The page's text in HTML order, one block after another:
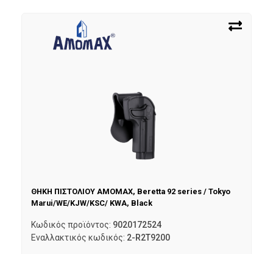
ΘΗΚΗ ΠΙΣΤΟΛΙΟΥ AMOMAX, Beretta 92 series / Tokyo
Marui/WE/KJW/KSC/ KWA, Black
Κωδικός προϊόντος: 9020172524
Εναλλακτικός κωδικός: 2-R2T9200